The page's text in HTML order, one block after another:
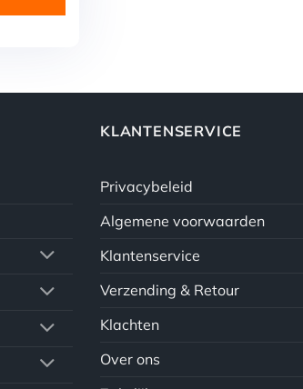
KLANTENSERVICE
Privacybeleid
Algemene voorwaarden
Klantenservice
Verzending & Retour
Klachten
Over ons